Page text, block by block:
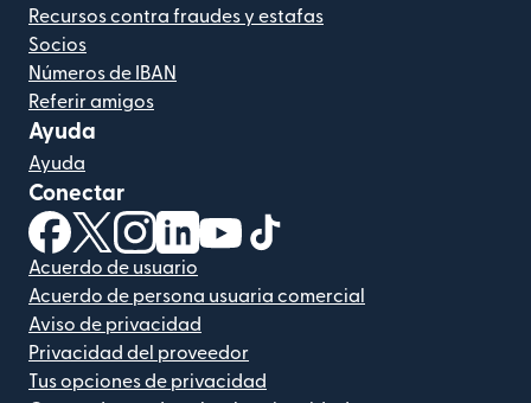
Recursos contra fraudes y estafas
Socios
Números de IBAN
Referir amigos
Ayuda
Ayuda
Conectar
(se abre en una ventana nueva)
(se abre en una ventana nueva)
(se abre en una ventana nueva)
(se abre en una ventana nueva)
(se abre en una ventana nueva)
Acuerdo de usuario
Acuerdo de persona usuaria comercial
Aviso de privacidad
Privacidad del proveedor
Tus opciones de privacidad